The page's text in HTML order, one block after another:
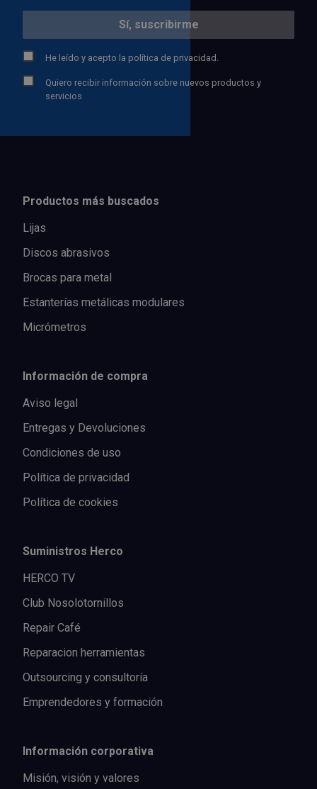
He leído y acepto la política de privacidad.
Quiero recibir información sobre nuevos productos y
servicios
Productos más buscados
Lijas
Discos abrasivos
Brocas para metal
Estanterías metálicas modulares
Micrómetros
Información de compra
Aviso legal
Entregas y Devoluciones
Condiciones de uso
Política de privacidad
Política de cookies
Suministros Herco
HERCO TV
Club Nosolotornillos
Repair Café
Reparacion herramientas
Outsourcing y consultoría
Emprendedores y formación
Información corporativa
Misión, visión y valores